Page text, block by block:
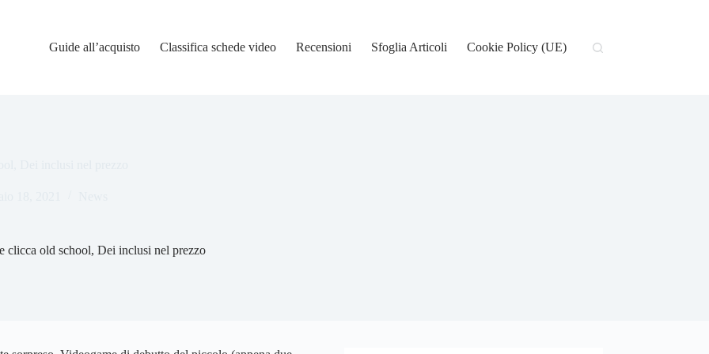
Guide all’acquisto
Classifica schede video Recensioni Sfoglia Articoli Cookie Policy (UE)
clicca old school, Dei inclusi nel prezzo